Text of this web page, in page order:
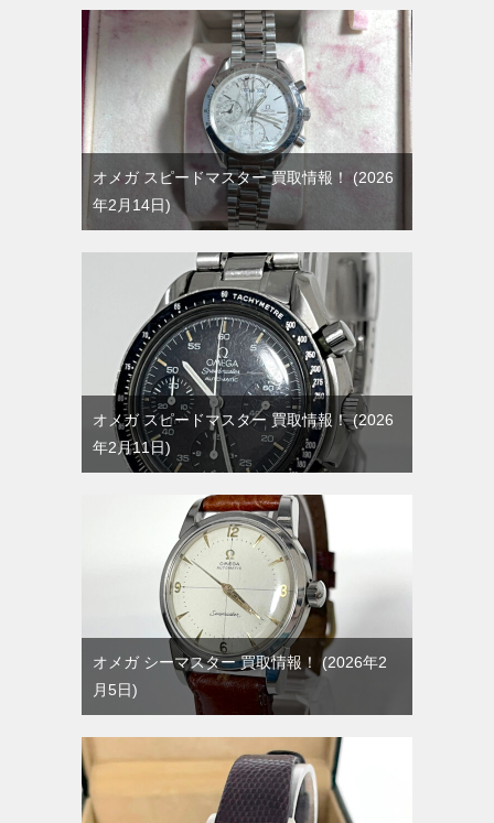
オメガ スピードマスター 買取情報！
2026
年2月14日
オメガ スピードマスター 買取情報！ 2026
年2月11日
オメガ シーマスター 買取情報！
2026年2
月5日